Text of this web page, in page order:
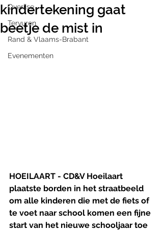
Overijse
Tervuren
Rand & Vlaams-Brabant
Evenementen
kindertekening gaat
beetje de mist in
HOEILAART - CD&V Hoeilaart
plaatste borden in het straatbeeld
om alle kinderen die met de fiets of
te voet naar school komen een fijne
start van het nieuwe schooljaar toe